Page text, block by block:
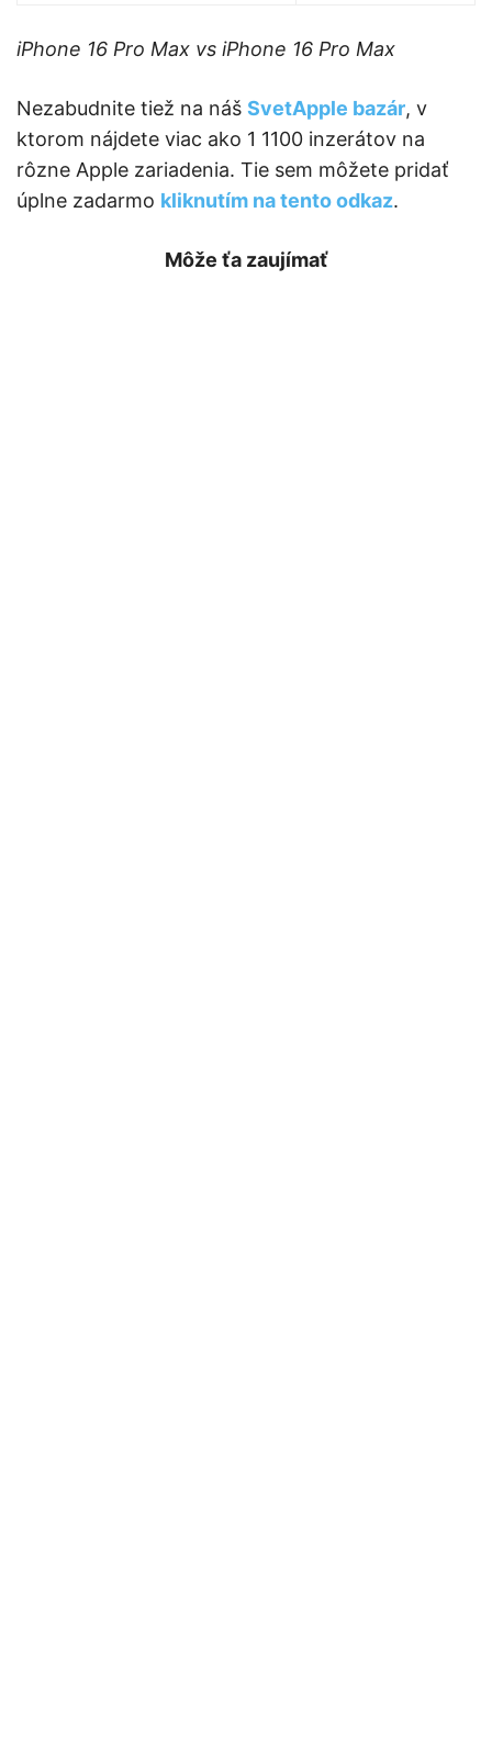
iPhone 16 Pro Max vs iPhone 16 Pro Max
Nezabudnite tiež na náš SvetApple bazár, v
ktorom nájdete viac ako 1 1100 inzerátov na
rôzne Apple zariadenia. Tie sem môžete pridať
úplne zadarmo kliknutím na tento odkaz.
Môže ťa zaujímať